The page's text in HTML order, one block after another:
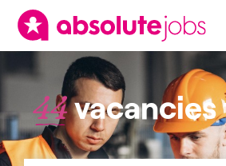
44vacancies